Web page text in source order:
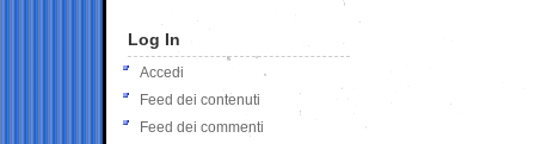
Log In
Accedi
Feed dei contenuti
Feed dei commenti